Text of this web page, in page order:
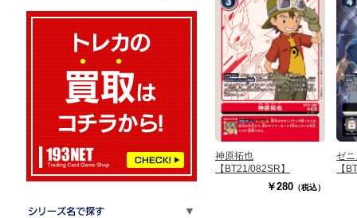
▼
神原拓也
【BT21/082SR】
￥280 （税込）
ゼ
【